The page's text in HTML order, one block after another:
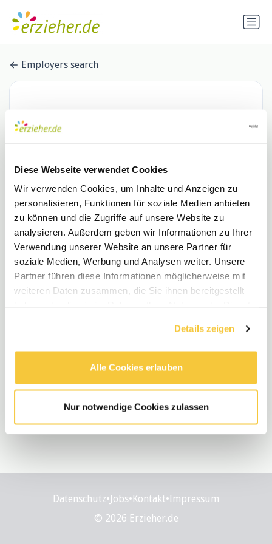
Diese Webseite verwendet Cookies
Wir verwenden Cookies, um Inhalte und Anzeigen zu
personalisieren, Funktionen für soziale Medien anbieten
zu können und die Zugriffe auf unsere Website zu
analysieren. Außerdem geben wir Informationen zu Ihrer
Verwendung unserer Website an unsere Partner für
soziale Medien, Werbung und Analysen weiter. Unsere
Partner führen diese Informationen möglicherweise mit
weiteren Daten zusammen, die Sie ihnen bereitgestellt
Details zeigen
Alle Cookies erlauben
Nur notwendige Cookies zulassen
Employers search
PulsM GmbH
0 Stellenangebote
Datenschutz•Jobs•Kontakt•Impressum
© 2026 Erzieher.de